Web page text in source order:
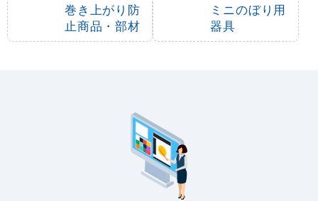
巻き上がり防
止商品・部材
ミニのぼり用
器具